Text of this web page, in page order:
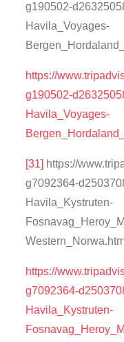
g190502-
Havila_Voyages-
https://
g190502-
Havila_Voyages-
[31] https://
g7092364-
Havila_Kystruten-
https://
g7092364-
Havila_Kystruten-